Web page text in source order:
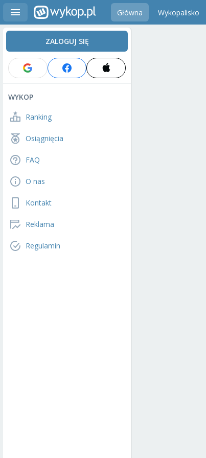
Główna Wykopalisko
ZALOGUJ SIĘ
WYKOP
Ranking
Osiągnięcia
FAQ
O nas
Kontakt
Reklama
Regulamin